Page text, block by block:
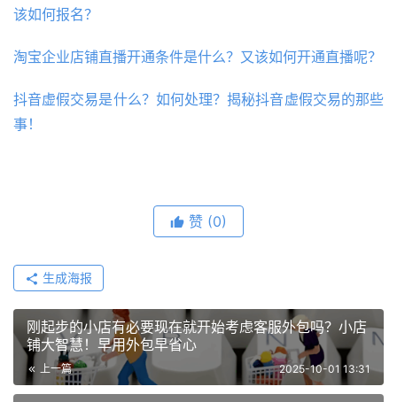
该如何报名？
淘宝企业店铺直播开通条件是什么？又该如何开通直播呢？
抖音虚假交易是什么？如何处理？揭秘抖音虚假交易的那些
事！
赞 (0)
生成海报
刚起步的小店有必要现在就开始考虑客服外包吗？小店
铺大智慧！早用外包早省心
上一篇 2025-10-01 13:31